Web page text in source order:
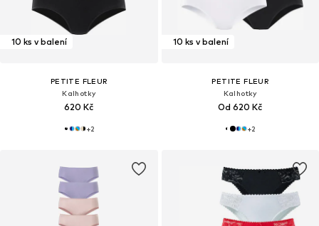
10 ks v balení
PETITE FLEUR
Kalhotky
620 Kč
+2
10 ks v balení
PETITE FLEUR
Kalhotky
Od 620 Kč
+2